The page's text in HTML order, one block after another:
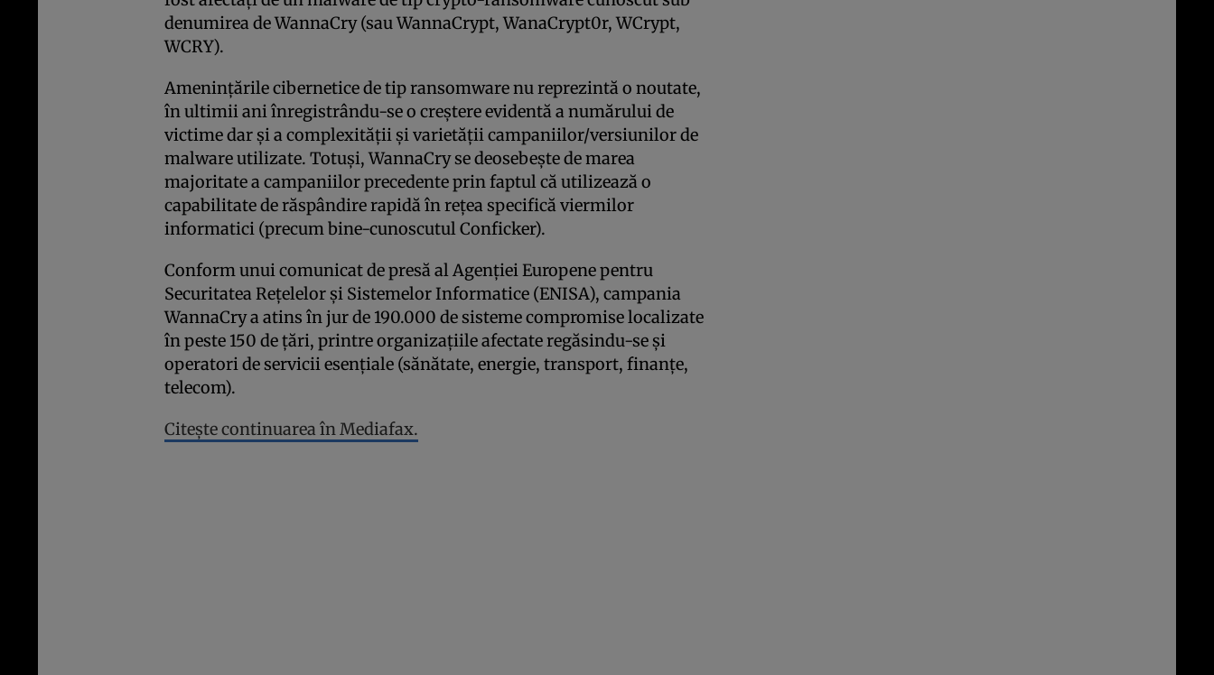
denumirea de WannaCry (sau WannaCrypt, WanaCrypt0r, WCrypt,
WCRY).
Ameninţările cibernetice de tip ransomware nu reprezintă o noutate,
în ultimii ani înregistrându-se o creştere evidentă a numărului de
victime dar şi a complexităţii şi varietăţii campaniilor/versiunilor de
malware utilizate. Totuşi, WannaCry se deosebeşte de marea
majoritate a campaniilor precedente prin faptul că utilizează o
capabilitate de răspândire rapidă în reţea specifică viermilor
informatici (precum bine-cunoscutul Conficker).
Conform unui comunicat de presă al Agenţiei Europene pentru
Securitatea Reţelelor şi Sistemelor Informatice (ENISA), campania
WannaCry a atins în jur de 190.000 de sisteme compromise localizate
în peste 150 de ţări, printre organizaţiile afectate regăsindu-se şi
operatori de servicii esenţiale (sănătate, energie, transport, finanţe,
telecom).
Citeşte continuarea în Mediafax.